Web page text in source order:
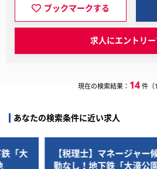
ブックマークする
求人にエントリ
現在の検索結果： 14 件（
あなたの検索条件に近い求人
！転
徒
幅広い業界へ製品を提供
での経理担当者募集！